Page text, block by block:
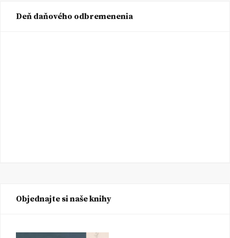
Deň daňového odbremenenia
Objednajte si naše knihy